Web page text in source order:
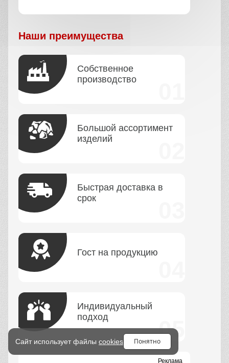
Наши преимущества
Собственное
производство
Большой ассортимент
изделий
Быстрая доставка в
срок
Гост на продукцию
Индивидуальный
подход
Реклама
Сайт использует файлы cookies Понятно